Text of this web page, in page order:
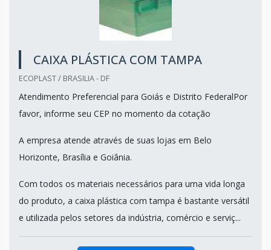
CAIXA PLÁSTICA COM TAMPA
ECOPLAST / BRASILIA - DF
Atendimento Preferencial para Goiás e Distrito FederalPor
favor, informe seu CEP no momento da cotação
A empresa atende através de suas lojas em Belo
Horizonte, Brasília e Goiânia.
Com todos os materiais necessários para uma vida longa
do produto, a caixa plástica com tampa é bastante versátil
e utilizada pelos setores da indústria, comércio e serviç...